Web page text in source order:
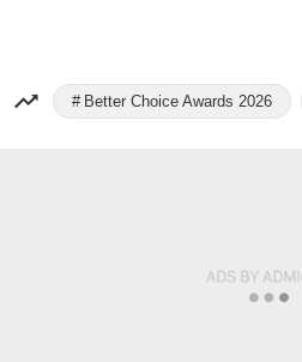
Better Choice Awards 2026